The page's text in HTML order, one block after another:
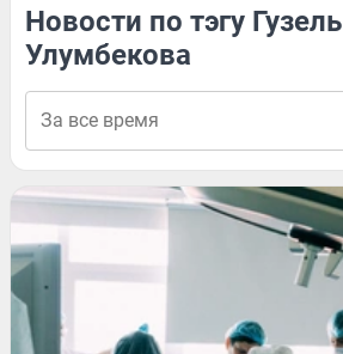
Новости по тэгу Гузель
Улумбекова